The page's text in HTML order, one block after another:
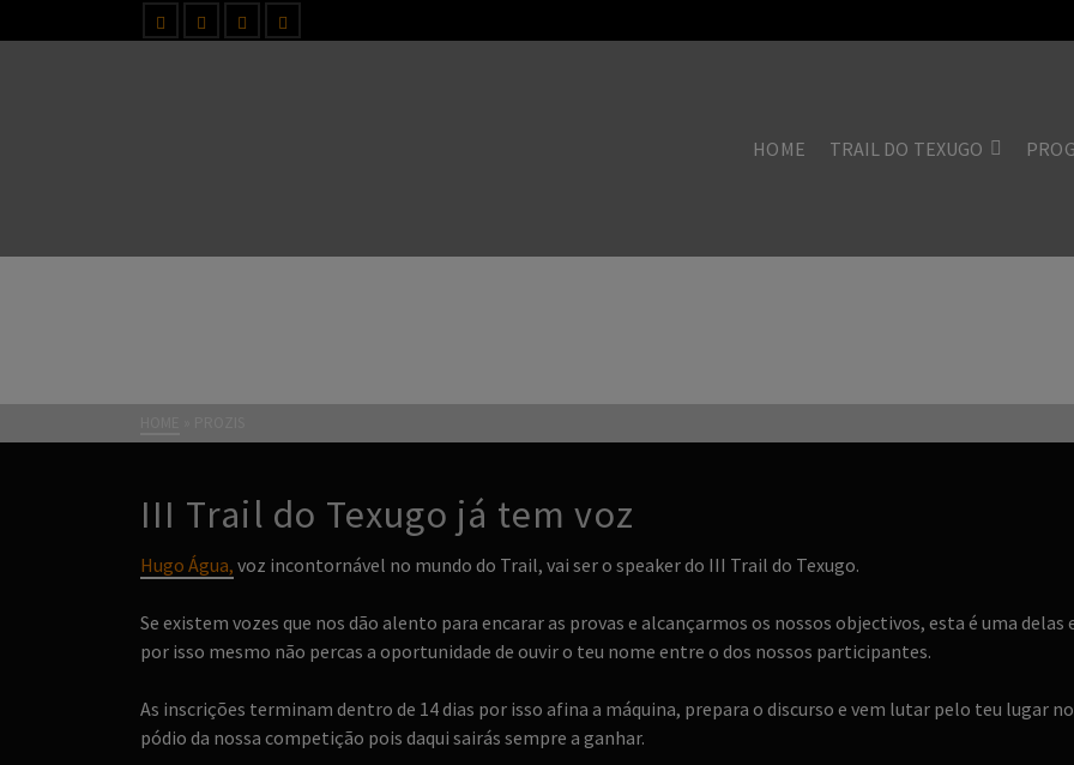
HOME TRAIL DO TEXUGO
III Trail do Texugo já tem voz
Hugo Água, voz incontornável no mundo do Trail, vai ser o speaker do III Trail do Texugo.
Se existem vozes que nos dão alento para encarar as provas e alcançarmos os nossos objectivos, esta é uma delas
por isso mesmo não percas a oportunidade de ouvir o teu nome entre o dos nossos participantes.
As inscrições terminam dentro de 14 dias por isso afina a máquina, prepara o discurso e vem lutar pelo teu lugar no
pódio da nossa competição pois daqui sairás sempre a ganhar.